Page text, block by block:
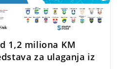
1,2 miliona KM
za ulaganja iz